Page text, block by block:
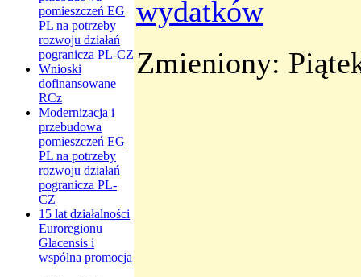
pomieszczeń EG
PL na potrzeby
rozwoju działań
pogranicza PL-CZ
Wnioski
dofinansowane
RCz
Modernizacja i
przebudowa
pomieszczeń EG
PL na potrzeby
rozwoju działań
pogranicza PL-
CZ
15 lat działalności
Euroregionu
Glacensis i
wspólna promocja
wydatków
Zmieniony: